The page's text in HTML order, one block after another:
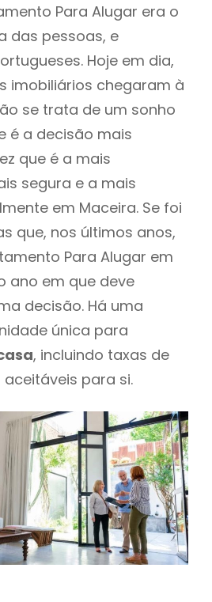
Para Alugar era o
das pessoas, e
Hoje em dia,
imobiliários chegaram à
se trata de um sonho
é a decisão mais
que é a mais
segura e a mais
em Maceira. Se foi
que, nos últimos anos,
Para Alugar em
ano em que deve
decisão. Há uma
única para
, incluindo taxas de
para si.